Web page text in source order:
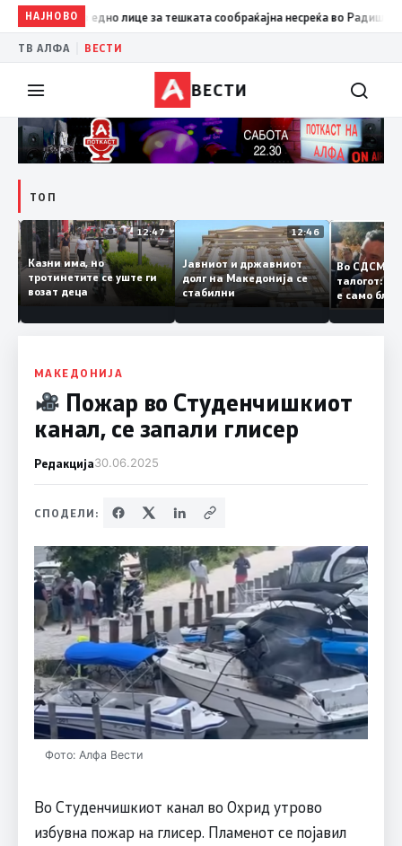
НАЈНОВО11:15ОЈО: Постапка против едно лице за тешката
ТВ АЛФА ВЕСТИ
ВЕСТИ
ТОП
12:47
Казни има, но
тротинетите се уште ги
возат деца
12:46
Јавниот и државниот
долг на Македонија се
стабилни
Во СДСМ
е само
копија
Заев
МАКЕДОНИЈА
Пожар во Студенчишкиот
канал, се запали глисер
Редакција30.06.2025
СПОДЕЛИ:
Фото: Алфа Вести
Во Студенчишкиот канал во Охрид утрово
избувна пожар на глисер. Пламенот се појавил